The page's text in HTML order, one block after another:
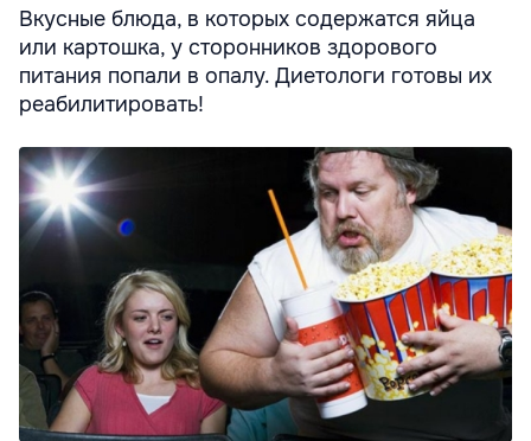
Вкусные блюда, в которых содержатся яйца
или картошка, у сторонников здорового
питания попали в опалу. Диетологи готовы их
реабилитировать!